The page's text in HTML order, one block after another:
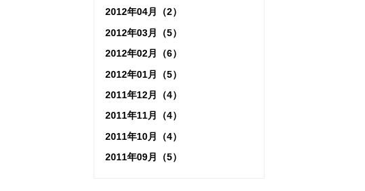
2012年04月（2）
2012年03月（5）
2012年02月（6）
2012年01月（5）
2011年12月（4）
2011年11月（4）
2011年10月（4）
2011年09月（5）